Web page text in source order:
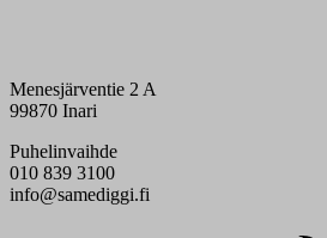
Menesjärventie 2 A
99870 Inari
Puhelinvaihde
010 839 3100
info@samediggi.fi